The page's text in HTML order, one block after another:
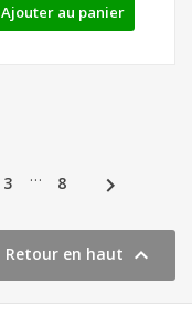
Ajouter au panier
3 … 8 
Retour en haut 